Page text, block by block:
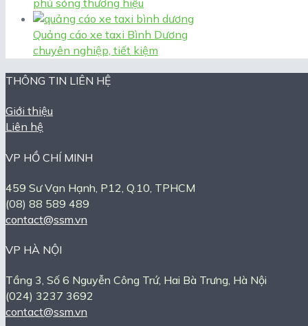
Quảng cáo xe taxi Bình Dương
chuyên nghiệp, tiết kiệm
THÔNG TIN LIÊN HỆ
Giới thiệu
Liên hệ
VP HỒ CHÍ MINH
459 Sư Vạn Hạnh, P12, Q.10, TPHCM
(08) 88 589 489
contact@ssm.vn
VP HÀ NỘI
Tầng 3, Số 6 Nguyễn Công Trứ, Hai Bà Trưng, Hà Nội
(024) 3237 3692
contact@ssm.vn